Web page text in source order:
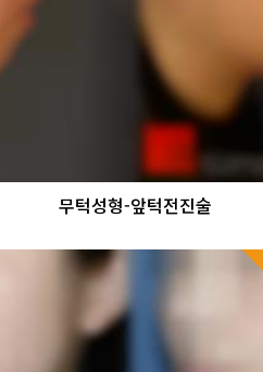
무턱성형-앞턱전진술